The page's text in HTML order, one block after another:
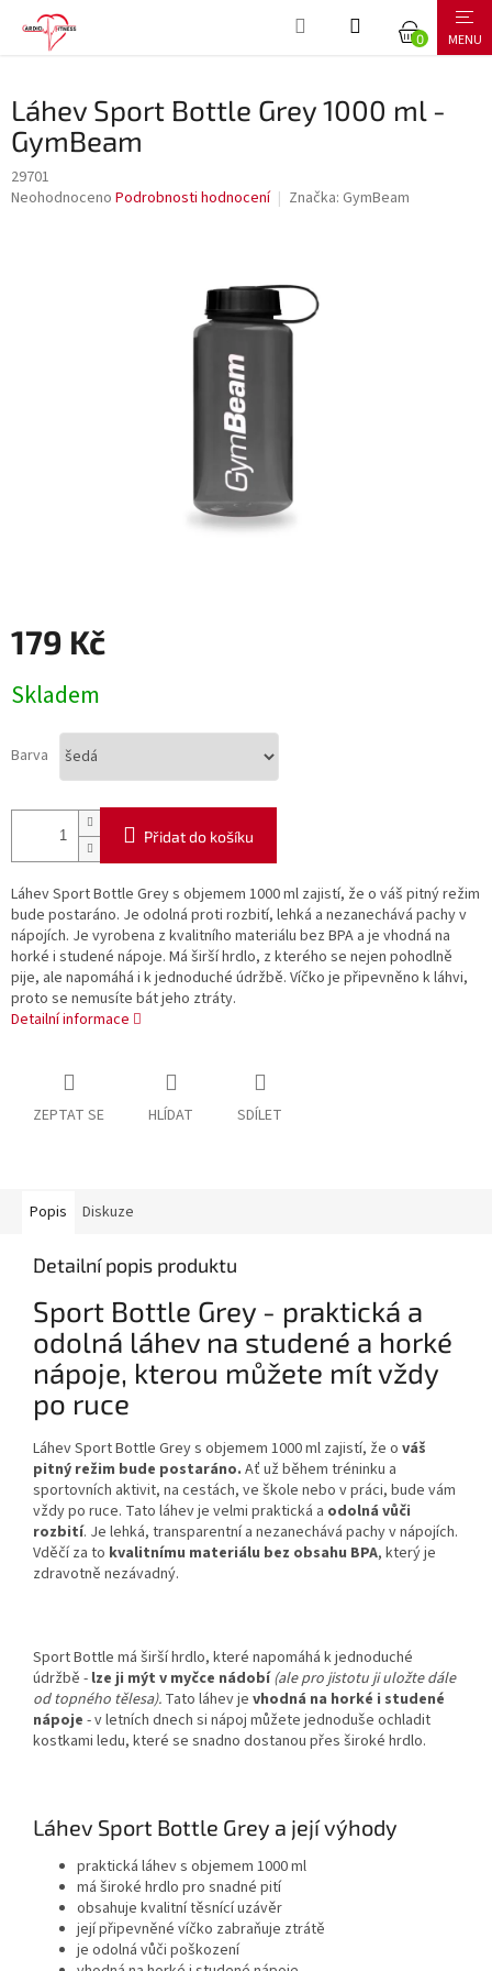
NÁKUPNÍ
Láhev Sport Bottle Grey 1000 ml -
GymBeam
29701
Průměrné
Neohodnoceno Podrobnosti hodnocení Značka: GymBeam
179 Kč
cena:
Skladem
Barva
Přidat do košíku
Láhev Sport Bottle Grey s objemem 1000 ml zajistí, že o váš pitný režim
bude postaráno. Je odolná proti rozbití, lehká a nezanechává pachy v
nápojích. Je vyrobena z kvalitního materiálu bez BPA a je vhodná na
horké i studené nápoje. Má širší hrdlo, z kterého se nejen pohodlně
pije, ale napomáhá i k jednoduché údržbě. Víčko je připevněno k láhvi,
proto se nemusíte bát jeho ztráty.
Detailní informace
ZEPTAT SE HLÍDAT SDÍLET
Popis Diskuze
Detailní popis produktu
Sport Bottle Grey - praktická a
odolná láhev na studené a horké
nápoje, kterou můžete mít vždy
po ruce
Láhev Sport Bottle Grey s objemem 1000 ml zajistí, že o váš
pitný režim bude postaráno. Ať už během tréninku a
sportovních aktivit, na cestách, ve škole nebo v práci, bude vám
vždy po ruce. Tato láhev je velmi praktická a odolná vůči
rozbití. Je lehká, transparentní a nezanechává pachy v nápojích.
Vděčí za to kvalitnímu materiálu bez obsahu BPA, který je
zdravotně nezávadný.
Sport Bottle má širší hrdlo, které napomáhá k jednoduché
údržbě - lze ji mýt v myčce nádobí(ale pro jistotu ji uložte dále
od topného tělesa). Tato láhev je vhodná na horké i studené
nápoje - v letních dnech si nápoj můžete jednoduše ochladit
kostkami ledu, které se snadno dostanou přes široké hrdlo.
Láhev Sport Bottle Grey a její výhody
praktická láhev s objemem 1000 ml
má široké hrdlo pro snadné pití
obsahuje kvalitní těsnící uzávěr
její připevněné víčko zabraňuje ztrátě
je odolná vůči poškození